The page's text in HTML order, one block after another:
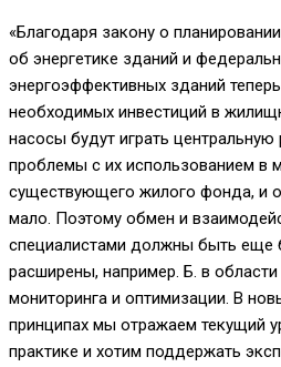
«Благодаря закону о
об энергетике зданий и
энергоэффективных зданий
необходимых инвестиций в
насосы будут играть
проблемы с их использованием в
существующего жилого фонда, и
мало. Поэтому обмен и
специалистами должны быть еще
расширены, например. Б. в области
мониторинга и оптимизации. В
принципах мы отражаем текущий
практике и хотим поддержать